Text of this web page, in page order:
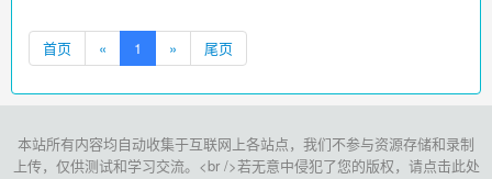
首页 « 1 » 尾页
本站所有内容均自动收集于互联网上各站点，我们不参与资源存储和录制
上传，仅供测试和学习交流。<br />若无意中侵犯了您的版权，请点击此处